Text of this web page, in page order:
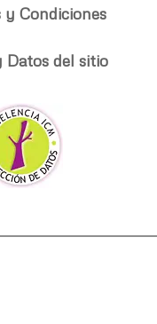
y Condiciones
Datos del sitio